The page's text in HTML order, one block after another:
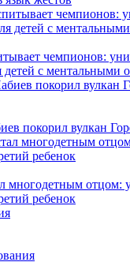
чемпионов:
детей с ментальными
покорил вулкан
многодетным отцом:
ребенок